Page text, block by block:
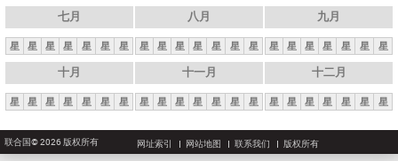
七月
星 星 星 星 星 星 星
八月
星 星 星 星 星 星 星
九月
星 星 星 星 星 星 星
十月
星 星 星 星 星 星 星
十一月
星 星 星 星 星 星 星
十二月
星 星 星 星 星 星 星
联合国© 2026 版权所有 网址索引 网站地图 联系我们 版权所有